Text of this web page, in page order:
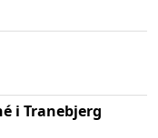
i Tranebjerg